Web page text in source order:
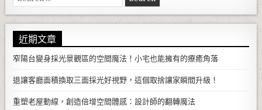
近期文章
窄陽台變身採光景觀區的空間魔法！小宅也能擁有的療癒角落
退讓客廳面積換取三面採光好視野，這個取捨讓家瞬間升級！
重塑老屋動線，創造倍增空間體感：設計師的翻轉魔法